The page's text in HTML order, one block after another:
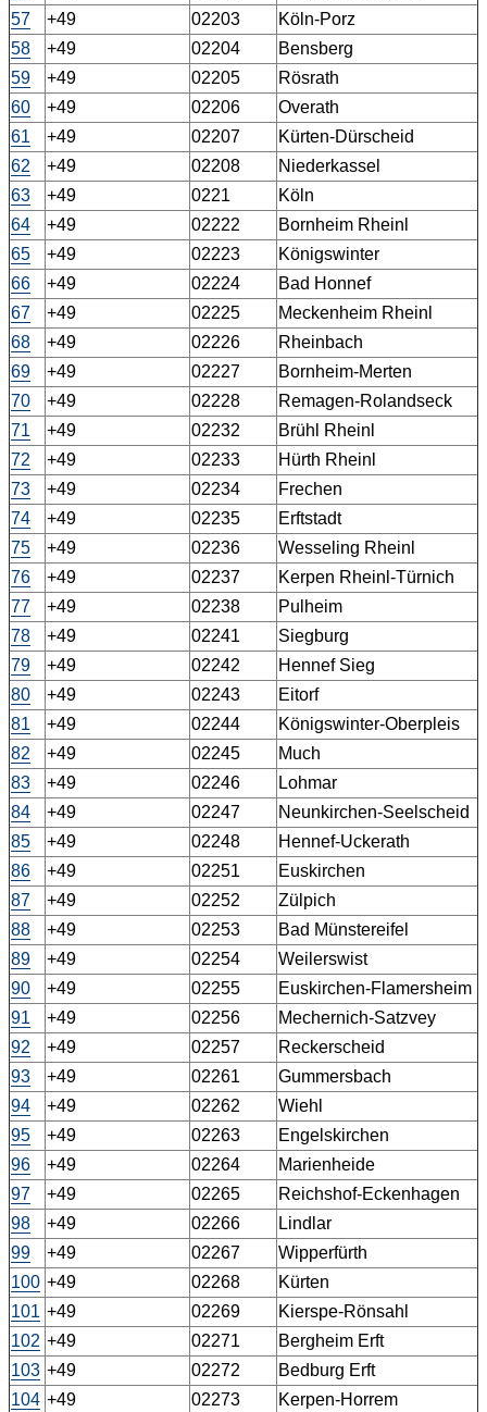
57
+49 02203
Köln-Porz
58
+49 02204
Bensberg
59
+49 02205
Rösrath
60
+49 02206
Overath
61
+49 02207
Kürten-Dürscheid
62
+49 02208
Niederkassel
63
+49 0221
Köln
64
+49 02222
Bornheim Rheinl
65
+49 02223
Königswinter
66
+49 02224
Bad Honnef
67
+49 02225
Meckenheim Rheinl
68
+49 02226
Rheinbach
69
+49 02227
Bornheim-Merten
70
+49 02228
Remagen-Rolandseck
71
+49 02232
Brühl Rheinl
72
+49 02233
Hürth Rheinl
73
+49 02234
Frechen
74
+49 02235
Erftstadt
75
+49 02236
Wesseling Rheinl
76
+49 02237
Kerpen Rheinl-Türnich
77
+49 02238
Pulheim
78
+49 02241
Siegburg
79
+49 02242
Hennef Sieg
80
+49 02243
Eitorf
81
+49 02244
Königswinter-Oberpleis
82
+49 02245
Much
83
+49 02246
Lohmar
84
+49 02247
Neunkirchen-Seelscheid
85
+49 02248
Hennef-Uckerath
86
+49 02251
Euskirchen
87
+49 02252
Zülpich
88
+49 02253
Bad Münstereifel
89
+49 02254
Weilerswist
90
+49 02255
Euskirchen-Flamersheim
91
+49 02256
Mechernich-Satzvey
92
+49 02257
Reckerscheid
93
+49 02261
Gummersbach
94
+49 02262
Wiehl
95
+49 02263
Engelskirchen
96
+49 02264
Marienheide
97
+49 02265
Reichshof-Eckenhagen
98
+49 02266
Lindlar
99
+49 02267
Wipperfürth
100 +49 02268
Kürten
101 +49 02269
Kierspe-Rönsahl
102 +49 02271
Bergheim Erft
103 +49 02272
Bedburg Erft
104 +49 02273 Kerpen-Horrem